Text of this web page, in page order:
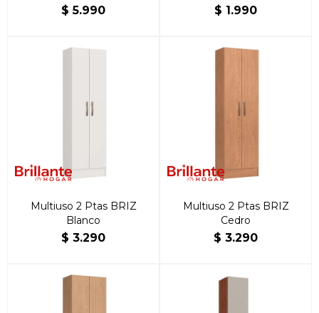
$ 5.990
NEGRO
$ 1.990
Multiuso 2 Ptas BRIZ
Blanco
$ 3.290
Multiuso 2 Ptas BRIZ
Cedro
$ 3.290